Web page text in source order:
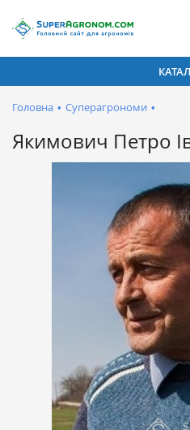
Головна • Суперагрономи •
Якимович Петро